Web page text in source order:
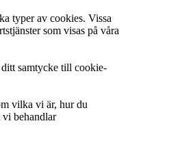
typer av cookies. Vissa
som visas på våra
samtycke till cookie-
vilka vi är, hur du
vi behandlar